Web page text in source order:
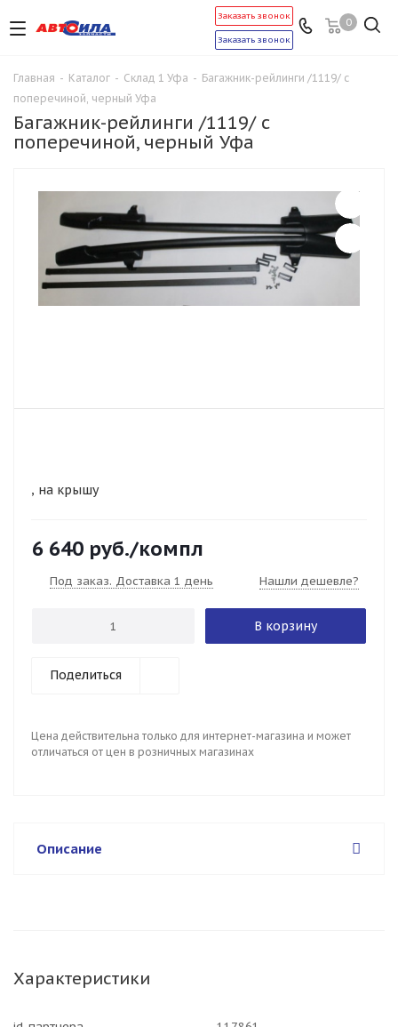
0
Заказать звонок
Заказать звонок
Главная - Каталог - Склад 1 Уфа - Багажник-рейлинги /1119/ с
поперечиной, черный Уфа
Багажник-рейлинги /1119/ с
поперечиной, черный Уфа
, на крышу
6 640 руб./компл
Под заказ. Доставка 1 день Нашли дешевле?
В корзину
Поделиться
Цена действительна только для интернет-магазина и может
отличаться от цен в розничных магазинах
Описание
Характеристики